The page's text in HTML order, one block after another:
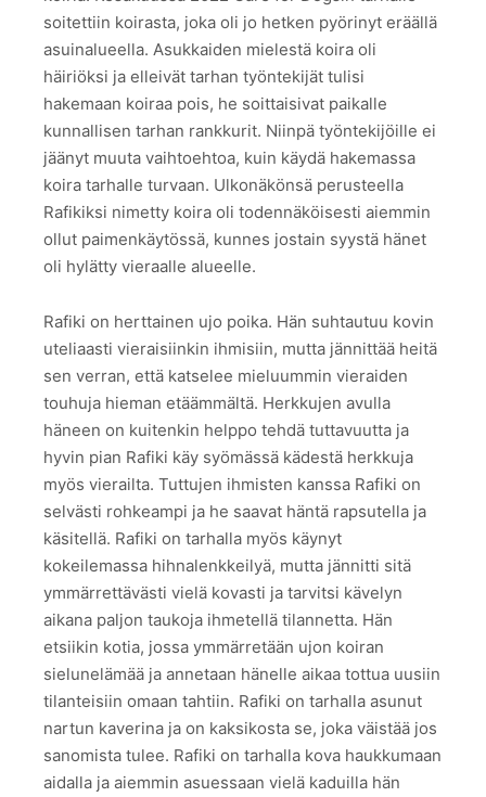
soitettiin koirasta, joka oli jo hetken pyörinyt eräällä
asuinalueella. Asukkaiden mielestä koira oli
häiriöksi ja elleivät tarhan työntekijät tulisi
hakemaan koiraa pois, he soittaisivat paikalle
kunnallisen tarhan rankkurit. Niinpä työntekijöille ei
jäänyt muuta vaihtoehtoa, kuin käydä hakemassa
koira tarhalle turvaan. Ulkonäkönsä perusteella
Rafikiksi nimetty koira oli todennäköisesti aiemmin
ollut paimenkäytössä, kunnes jostain syystä hänet
oli hylätty vieraalle alueelle.
Rafiki on herttainen ujo poika. Hän suhtautuu kovin
uteliaasti vieraisiinkin ihmisiin, mutta jännittää heitä
sen verran, että katselee mieluummin vieraiden
touhuja hieman etäämmältä. Herkkujen avulla
häneen on kuitenkin helppo tehdä tuttavuutta ja
hyvin pian Rafiki käy syömässä kädestä herkkuja
myös vierailta. Tuttujen ihmisten kanssa Rafiki on
selvästi rohkeampi ja he saavat häntä rapsutella ja
käsitellä. Rafiki on tarhalla myös käynyt
kokeilemassa hihnalenkkeilyä, mutta jännitti sitä
ymmärrettävästi vielä kovasti ja tarvitsi kävelyn
aikana paljon taukoja ihmetellä tilannetta. Hän
etsiikin kotia, jossa ymmärretään ujon koiran
sielunelämää ja annetaan hänelle aikaa tottua uusiin
tilanteisiin omaan tahtiin. Rafiki on tarhalla asunut
nartun kaverina ja on kaksikosta se, joka väistää jos
sanomista tulee. Rafiki on tarhalla kova haukkumaan
aidalla ja aiemmin asuessaan vielä kaduilla hän